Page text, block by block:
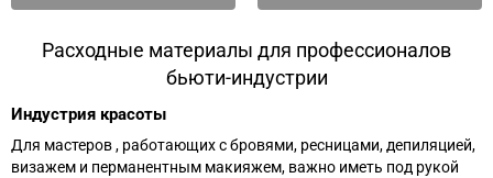
Расходные материалы для профессионалов
бьюти-индустрии
Индустрия красоты
Для мастеров , работающих с бровями, ресницами, депиляцией,
визажем и перманентным макияжем, важно иметь под рукой